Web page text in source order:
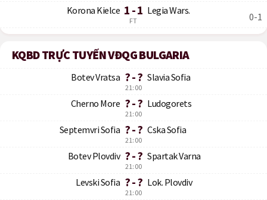
0-1
Korona Kielce 1 - 1 Legia Wars.
FT
KQBD TRỰC TUYẾN VĐQG BULGARIA
Botev Vratsa ? - ? Slavia Sofia
21:00
Cherno More ? - ? Ludogorets
21:00
Septemvri Sofia ? - ? Cska Sofia
21:00
Botev Plovdiv ? - ? Spartak Varna
21:00
Levski Sofia ? - ? Lok. Plovdiv
21:00